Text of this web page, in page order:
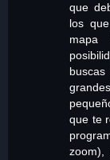
que
los
mapa
que te